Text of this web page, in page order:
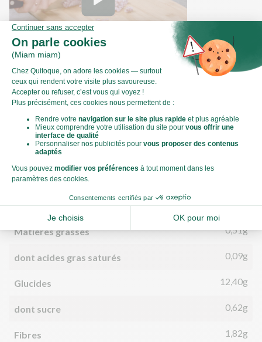
Comment ciseler une échalote ?
Valeurs nutritionnelles
Par personne Pour 100g
Énergie (kJ)
Énergie (kCal) 78kCal
Matières grasses 0,51g
dont acides gras saturés 0,09g
Glucides 12,40g
dont sucre 0,62g
Fibres 1,82g